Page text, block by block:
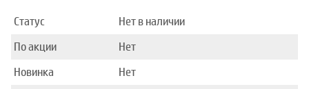
Статус
Нет в наличии
По акции
Нет
Новинка
Нет